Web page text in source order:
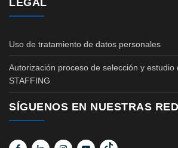
LEGAL
Uso de tratamiento de datos personales
Autorización proceso de selección y estudio
STAFFING
SÍGUENOS EN NUESTRAS